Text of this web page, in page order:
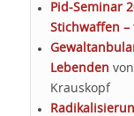
Pid-Seminar
Stichwaffen –
Lebenden
Krauskopf